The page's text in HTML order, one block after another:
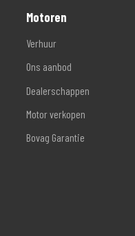
Motoren
Verhuur
Ons aanbod
Dealerschappen
Motor verkopen
Bovag Garantie